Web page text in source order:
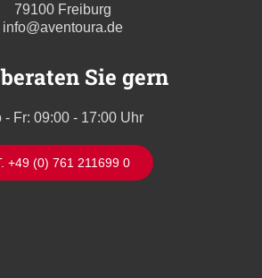
79100 Freiburg
info@aventoura.de
Sie gern
- Fr: 09:00 - 17:00 Uhr
+49 (0) 761 211699 0